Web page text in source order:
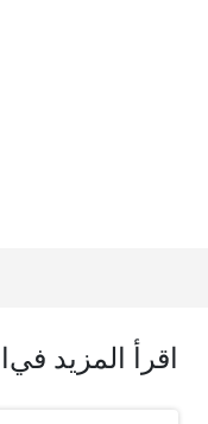
اقرأ المزيد في